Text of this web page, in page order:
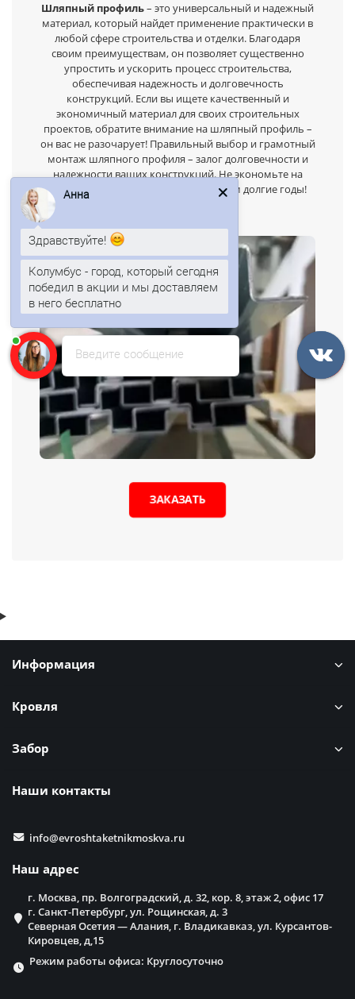
Шляпный профиль– это универсальный и надежный
материал, который найдет применение практически в
любой сфере строительства и отделки. Благодаря
своим преимуществам, он позволяет существенно
упростить и ускорить процесс строительства,
обеспечивая надежность и долговечность
конструкций. Если вы ищете качественный и
экономичный материал для своих строительных
проектов, обратите внимание на шляпный профиль –
он вас не разочарует! Правильный выбор и грамотный
монтаж шляпного профиля – залог долговечности и
надежности ваших конструкций. Не экономьте на
качестве, и ваш проект прослужит вам долгие годы!
ЗАКАЗАТЬ
Информация
Кровля
Забор
Наши контакты
info@evroshtaketnikmoskva.ru
Наш адрес
г. Москва, пр. Волгоградский, д. 32, кор. 8, этаж 2, офис 17
г. Санкт-Петербург, ул. Рощинская, д. 3
Северная Осетия — Алания, г. Владикавказ, ул. Курсантов-
Кировцев, д,15
Режим работы офиса: Круглосуточно
Введите сообщение
Анна
Здравствуйте!
Колумбус - город, который сегодня
победил в акции и мы доставляем
в него бесплатно